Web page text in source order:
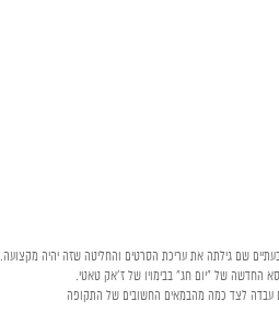
שם גילתה את עריכת הסרטים והחליטה שזה יהיה מקצועה.
החדשה של "יום חג" בבימויו של ז'אק טאטי.
עבדה לצד כמה מהבמאים החשובים של התקופה